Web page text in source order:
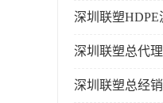
深圳联塑总代理
深圳联塑总经销